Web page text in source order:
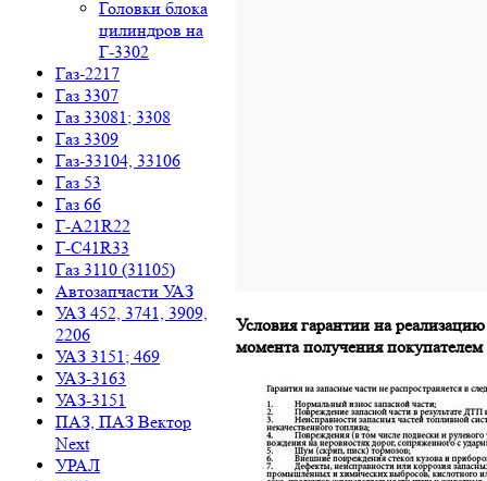
Головки блока
цилиндров на
Г-3302
Газ-2217
Газ 3307
Газ 33081; 3308
Газ 3309
Газ-33104, 33106
Газ 53
Газ 66
Г-A21R22
Г-C41R33
Газ 3110 (31105)
Автозапчасти УАЗ
УАЗ 452, 3741, 3909,
2206
УАЗ 3151; 469
УАЗ-3163
УАЗ-3151
ПАЗ, ПАЗ Вектор
Next
УРАЛ
Условия гарантии на
момента получения покупателем